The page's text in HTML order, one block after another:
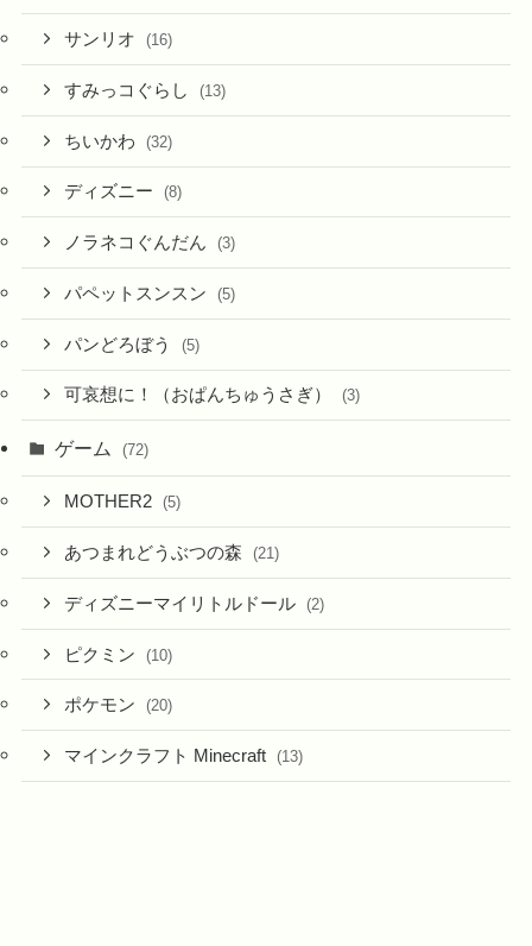
サンリオ (16)
すみっコぐらし (13)
ちいかわ (32)
ディズニー (8)
ノラネコぐんだん (3)
パペットスンスン (5)
パンどろぼう (5)
可哀想に！（おぱんちゅうさぎ） (3)
ゲーム (72)
MOTHER2 (5)
あつまれどうぶつの森 (21)
ディズニーマイリトルドール (2)
ピクミン (10)
ポケモン (20)
マインクラフト Minecraft (13)